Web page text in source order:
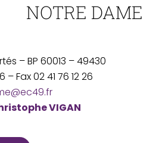
DAME
– BP 60013 – 49430
– Fax 02 41 76 12 26
VIGAN